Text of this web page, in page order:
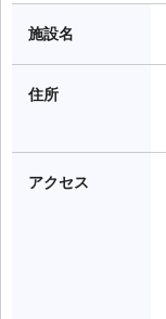
施設名
住所
アクセス